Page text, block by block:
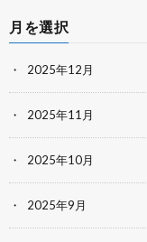
月を選択
2025年12月
2025年11月
2025年10月
2025年9月